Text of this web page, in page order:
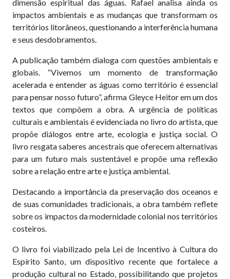
dimensão espiritual das águas. Rafael analisa ainda os
impactos ambientais e as mudanças que transformam os
territórios litorâneos, questionando a interferência humana
e seus desdobramentos.
A publicação também dialoga com questões ambientais e
globais. “Vivemos um momento de transformação
acelerada e entender as águas como território é essencial
para pensar nosso futuro”, afirma Gleyce Heitor em um dos
textos que compõem a obra. A urgência de políticas
culturais e ambientais é evidenciada no livro do artista, que
propõe diálogos entre arte, ecologia e justiça social. O
livro resgata saberes ancestrais que oferecem alternativas
para um futuro mais sustentável e propõe uma reflexão
sobre a relação entre arte e justiça ambiental.
Destacando a importância da preservação dos oceanos e
de suas comunidades tradicionais, a obra também reflete
sobre os impactos da modernidade colonial nos territórios
costeiros.
O livro foi viabilizado pela Lei de Incentivo à Cultura do
Espírito Santo, um dispositivo recente que fortalece a
produção cultural no Estado, possibilitando que projetos